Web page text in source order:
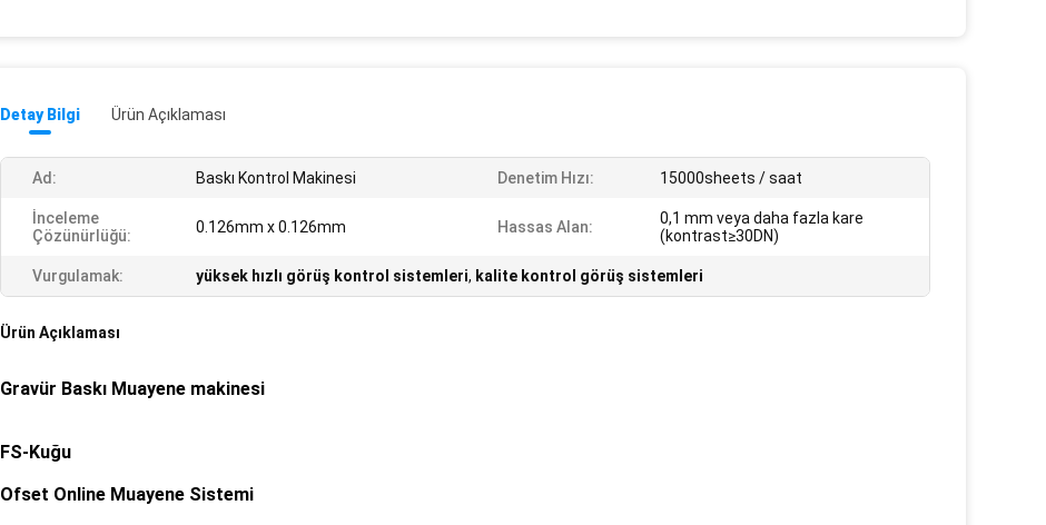
Detay Bilgi Ürün Açıklaması
Ad: Baskı Kontrol Makinesi Denetim Hızı: 15000sheets / saat
İnceleme
Çözünürlüğü:
0.126mm x 0.126mm Hassas Alan:
0,1 mm veya daha fazla kare
(kontrast≥30DN)
Vurgulamak: yüksek hızlı görüş kontrol sistemleri, kalite kontrol görüş sistemleri
Ürün Açıklaması
Gravür Baskı Muayene makinesi
FS-Kuğu
Ofset Online Muayene Sistemi